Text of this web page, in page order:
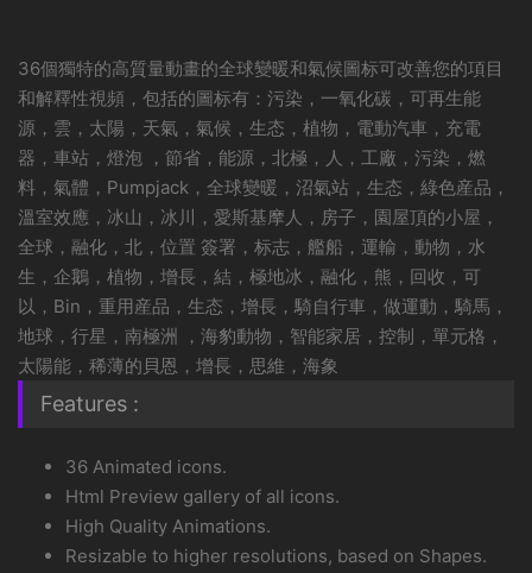
36個獨特的高質量動畫的全球變暖和氣候圖标可改善您的項目
和解釋性視頻，包括的圖标有：污染，一氧化碳，可再生能
源，雲，太陽，天氣，氣候，生态，植物，電動汽車，充電
器，車站，燈泡 ，節省，能源，北極，人，工廠，污染，燃
料，氣體，Pumpjack，全球變暖，沼氣站，生态，綠色産品，
溫室效應，冰山，冰川，愛斯基摩人，房子，園屋頂的小屋，
全球，融化，北，位置 簽署，标志，艦船，運輸，動物，水
生，企鵝，植物，增長，結，極地冰，融化，熊，回收，可
以，Bin，重用産品，生态，增長，騎自行車，做運動，騎馬，
地球，行星，南極洲 ，海豹動物，智能家居，控制，單元格，
太陽能，稀薄的貝恩，增長，思維，海象
Features :
36 Animated icons.
Html Preview gallery of all icons.
High Quality Animations.
Resizable to higher resolutions, based on Shapes.